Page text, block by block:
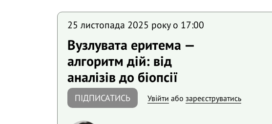
25 листопада 2025 року o 17:00
Вузлувата еритема —
алгоритм дій: від
аналізів до біопсії
ПІДПИСАТИСЬ Увійти або зареєструватись